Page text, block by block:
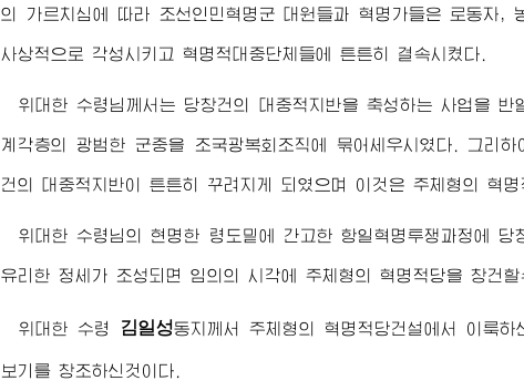
의 가르치심에 따라 조선인민혁명군 대원들과 혁명가들은 로동자,
사상적으로 각성시키고 혁명적대중단체들에 튼튼히 결속시켰다.
위대한 수령님께서는 당창건의 대중적지반을 축성하는 사업을 반
계각층의 광범한 군중을 조국광복회조직에 묶어세우시였다. 그리
건의 대중적지반이 튼튼히 꾸려지게 되였으며 이것은 주체형의 혁
위대한 수령님의 현명한 령도밑에 간고한 항일혁명투쟁과정에 당
유리한 정세가 조성되면 임의의 시각에 주체형의 혁명적당을 창건
위대한 수령 김일성동지 께서 주체형의 혁명적당건설에서 이룩
보기를 창조하신것이다.